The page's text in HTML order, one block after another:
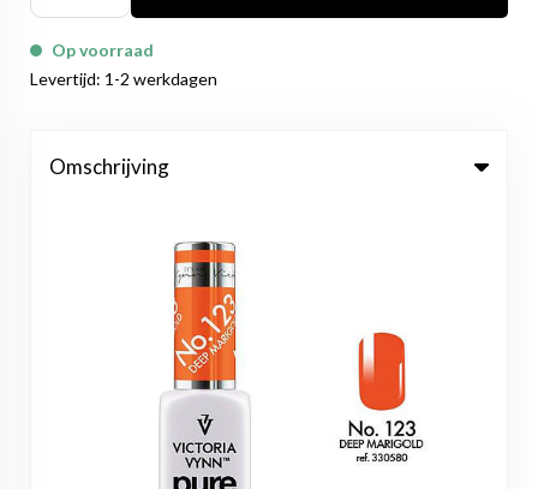
Op voorraad
Levertijd: 1-2 werkdagen
Omschrijving